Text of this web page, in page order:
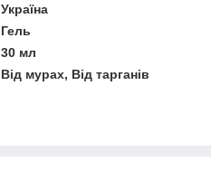
Україна
Гель
30 мл
Від мурах, Від тарганів